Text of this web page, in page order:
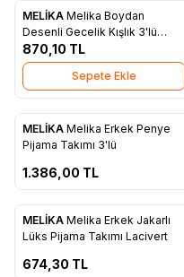
Favorilere Ekle
MELİKA Melika Boydan
Desenli Gecelik Kışlık 3'lü
Paket Renkli
870,10 TL
Sepete Ekle
Favorilere Ekle
MELİKA Melika Erkek Penye
Pijama Takımı 3'lü
1.386,00 TL
Favorilere Ekle
MELİKA Melika Erkek Jakarlı
Lüks Pijama Takımı Lacivert
674,30 TL